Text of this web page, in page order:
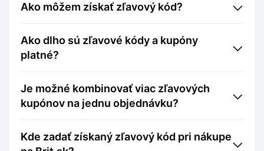
Ako môžem získať zľavový kód?
Ako dlho sú zľavové kódy a kupóny
platné?
Je možné kombinovať viac zľavových
kupónov na jednu objednávku?
Kde zadať získaný zľavový kód pri nákupe